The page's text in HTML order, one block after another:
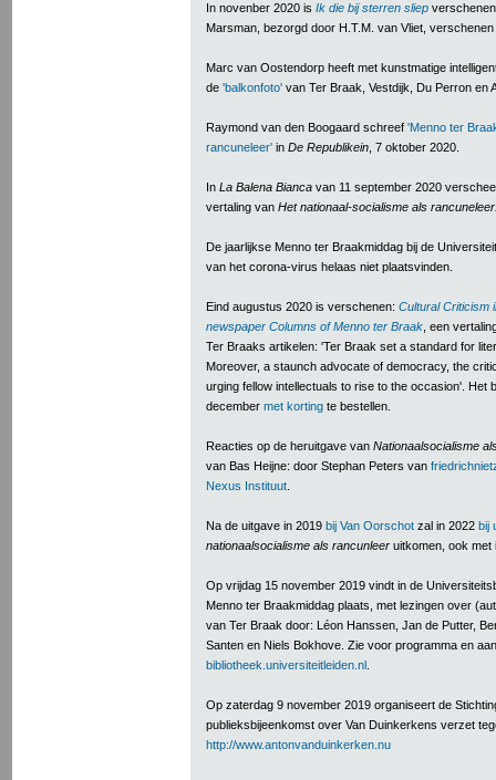
In novenber 2020 is Ik die bij sterren sliep
Marsman, bezorgd door H.T.M. van Vliet,
Marc van Oostendorp heeft met kunstmatige
de 'balkonfoto' van Ter Braak, Vestdijk, Du Perron en
Raymond van den Boogaard schreef 'Menno ter
rancuneleer' in De Republikein , 7 oktober 2020.
In La Balena Bianca van 11 september 2020
vertaling van Het nationaal-socialisme als ra
De jaarlijkse Menno ter Braakmiddag bij de
van het corona-virus helaas niet plaatsvinden.
Eind augustus 2020 is verschenen: Cultural Criticism
newspaper Columns of Menno ter Braak , een
Ter Braaks artikelen: 'Ter Braak set a standard for
Moreover, a staunch advocate of democracy, the
urging fellow intellectuals to rise to the occasion'. Het
december met korting te bestellen.
Reacties op de heruitgave van Nationaalsocialisme
van Bas Heijne: door Stephan Peters van
Nexus Instituut
Na de uitgave in 2019 bij Van Oorschot zal in 2022 bij
nationaalsocialisme als rancunleer uitkomen, ook met
Op vrijdag 15 november 2019 vindt in de
Menno ter Braakmiddag plaats, met lezingen over
van Ter Braak door: Léon Hanssen, Jan de Putter,
Santen en Niels Bokhove. Zie voor programma en
bibliotheek.universiteitleiden.nl
Op zaterdag 9 november 2019 organiseert de
publieksbijeenkomst over Van Duinkerkens verzet
http://www.antonvanduinkerken.nu